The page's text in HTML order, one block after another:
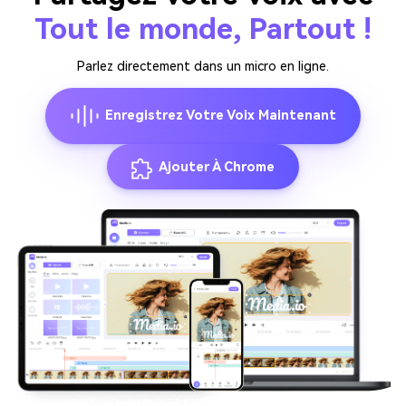
Tout le monde, Partout !
Parlez directement dans un micro en ligne.
Enregistrez Votre Voix Maintenant
Ajouter À Chrome